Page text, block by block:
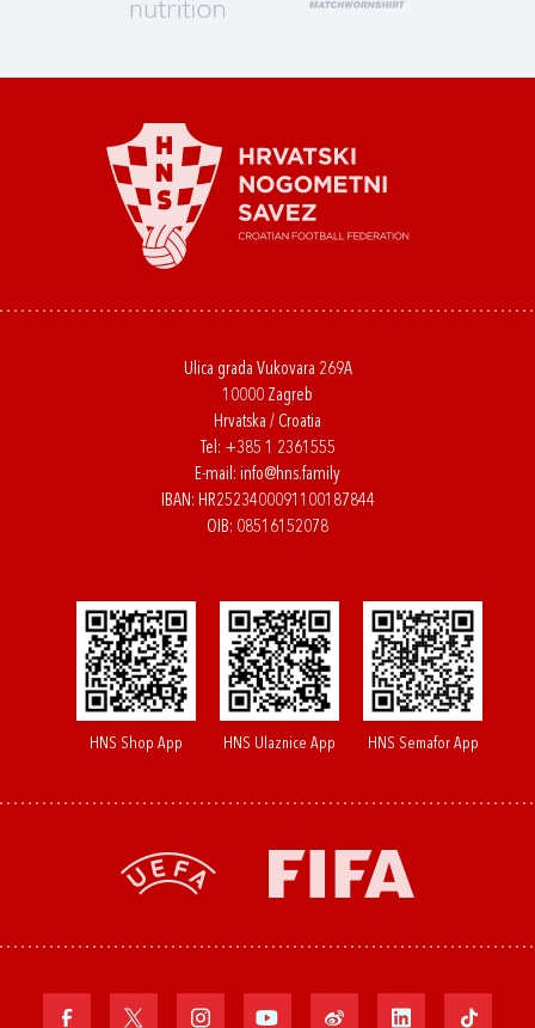
Ulica grada Vukovara 269A
10000 Zagreb
Hrvatska / Croatia
Tel: +385 1 2361555
E-mail: info@hns.family
IBAN: HR2523400091100187844
OIB: 08516152078
HNS Shop App HNS Ulaznice App HNS Semafor App